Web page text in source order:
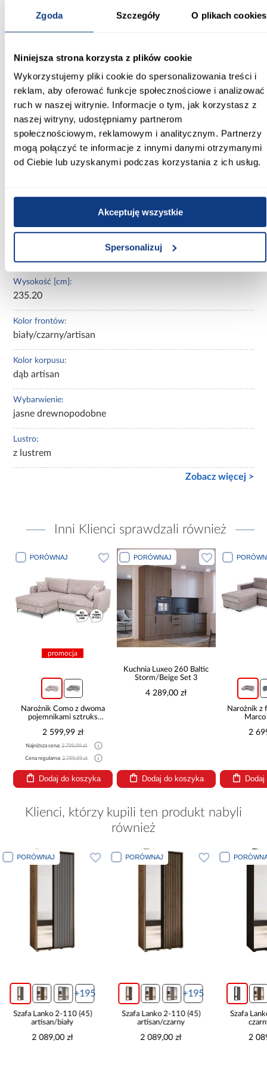
Zgoda Szczegóły O plikach cookies
Niniejsza strona korzysta z plików cookie
Wykorzystujemy pliki cookie do spersonalizowania treści i
reklam, aby oferować funkcje społecznościowe i analizować
ruch w naszej witrynie. Informacje o tym, jak korzystasz z
naszej witryny, udostępniamy partnerom
społecznościowym, reklamowym i analitycznym. Partnerzy
mogą połączyć te informacje z innymi danymi otrzymanymi
od Ciebie lub uzyskanymi podczas korzystania z ich usług.
Akceptuję wszystkie
Spersonalizuj
sprawiają, że model prezentuje się elegancko i zapewnia wygodę
użytkowania każdego dnia.
Rodzaj drzwi:
przesuwne
Oświetlenie:
Wysokość [cm]:
235.20
Kolor frontów:
biały/czarny/artisan
Kolor korpusu:
dąb artisan
Wybarwienie:
jasne drewnopodobne
Lustro:
z lustrem
Zobacz więcej >
Inni Klienci sprawdzali również
PORÓWNAJ
Storm/Beige Set 3
4 289,00 zł
Dodaj do koszyka
PORÓWNAJ
Dodaj do koszyka
Sofa
2
Klienci, którzy kupili ten produkt nabyli
również
PORÓWNAJ
+195
Szafa Lanko 2-110 (45)
artisan/biały
2 089,00 zł
PORÓWNAJ
+195
Szafa Lanko 2-110 (45)
artisan/czarny
2 089,00 zł
Szafa
2